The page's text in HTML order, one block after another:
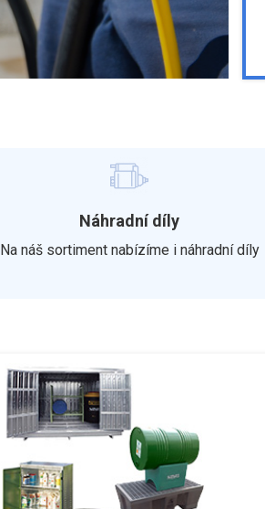
Náhradní díly
Na náš sortiment nabízíme i náhradní díly